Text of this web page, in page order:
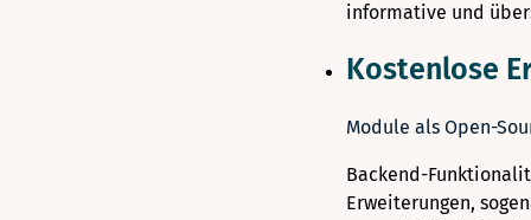
informative und
Kostenlose
Module als Open-
Backend-
Erweiterungen,